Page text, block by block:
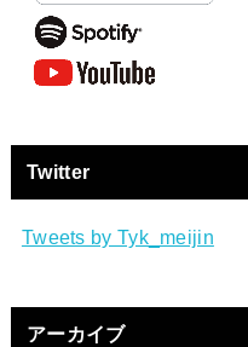
Twitter
Tweets by Tyk_meijin
アーカイブ